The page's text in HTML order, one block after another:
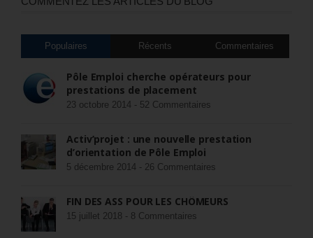
Populaires Récents Commentaires
Pôle Emploi cherche opérateurs pour
prestations de placement
23 octobre 2014 - 52 Commentaires
Activ’projet : une nouvelle prestation
d’orientation de Pôle Emploi
5 décembre 2014 - 26 Commentaires
FIN DES ASS POUR LES CHÔMEURS
15 juillet 2018 - 8 Commentaires